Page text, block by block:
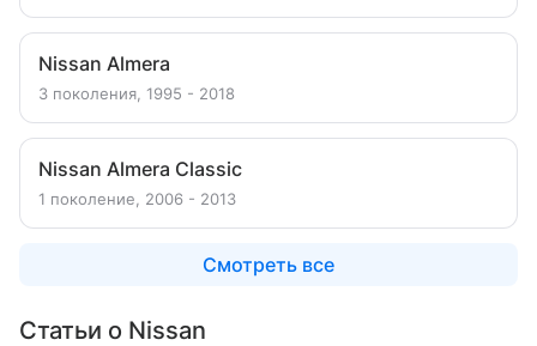
Nissan Almera
3 поколения, 1995 - 2018
Nissan Almera Classic
1 поколение, 2006 - 2013
Смотреть все
Статьи о Nissan